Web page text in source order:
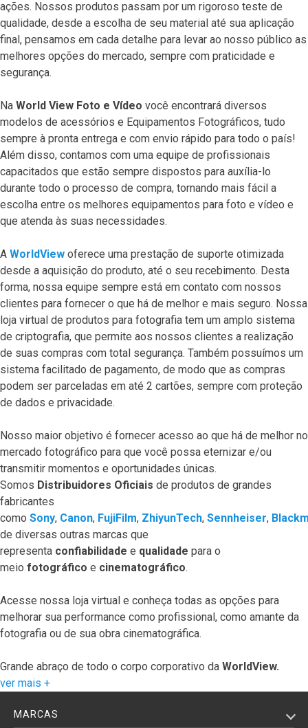
ações. Nossos produtos passam por um rigoroso teste de
qualidade, desde a escolha de seu material até sua aplicação
final, pensamos em cada detalhe para levar ao nosso público as
melhores opções do mercado, sempre com praticidade e
segurança.
Na World View Foto e Vídeo você encontrará diversos
modelos de acessórios e Equipamentos Fotográficos, tudo
sempre à pronta entrega e com envio rápido para todo o país!
Além disso, contamos com uma equipe de profissionais
capacitados que estão sempre dispostos para auxília-lo
durante todo o processo de compra, tornando mais fácil a
escolha entre os melhores equipamentos para foto e vídeo e
que atenda às suas necessidades.
A WorldView oferece uma prestação de suporte otimizada
desde a aquisição do produto, até o seu recebimento. Desta
forma, nossa equipe sempre está em contato com nossos
clientes para fornecer o que há de melhor e mais seguro. Nossa
loja virtual de produtos para fotografia tem um amplo sistema
de criptografia, que permite aos nossos clientes a realização
de suas compras com total segurança. Também possuímos um
sistema facilitado de pagamento, de modo que as compras
podem ser parceladas em até 2 cartões, sempre com proteção
de dados e privacidade.
Nosso maior objetivo é fornecer acesso ao que há de melhor no
mercado fotográfico para que você possa eternizar e/ou
transmitir momentos e oportunidades únicas.
Somos Distribuidores Oficiais de produtos de grandes
fabricantes
como Sony, Canon, FujiFilm, ZhiyunTech, Sennheiser,
de diversas outras marcas que
representa confiabilidade e qualidade para o
meio fotográfico e cinematográfico.
Acesse nossa loja virtual e conheça todas as opções para
melhorar sua performance como profissional, como amante da
fotografia ou de sua obra cinematográfica.
Grande abraço de todo o corpo corporativo da WorldView.
ver mais +
MARCAS